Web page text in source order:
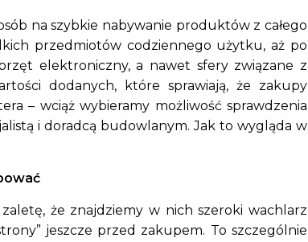
na szybkie nabywanie produktów z całego
przedmiotów codziennego użytku, aż po
elektroniczny, a nawet sfery związane z
dodanych, które sprawiają, że zakupy
– wciąż wybieramy możliwość sprawdzenia
i doradcą budowlanym. Jak to wygląda w
że znajdziemy w nich szeroki wachlarz
jeszcze przed zakupem. To szczególnie